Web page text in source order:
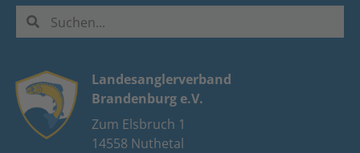
Landesanglerverband
Brandenburg e.V.
Zum Elsbruch 1
14558 Nuthetal